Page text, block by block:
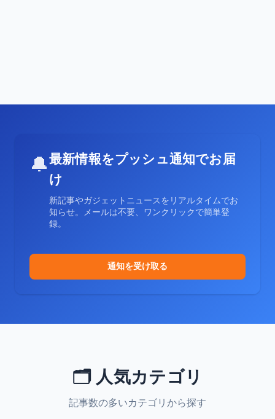
🔔最新情報をプッシュ通知でお届
け
新記事やガジェットニュースをリアルタイムでお
知らせ。メールは不要、ワンクリックで簡単登
録。
通知を受け取る
🗂️ 人気カテゴリ
記事数の多いカテゴリから探す